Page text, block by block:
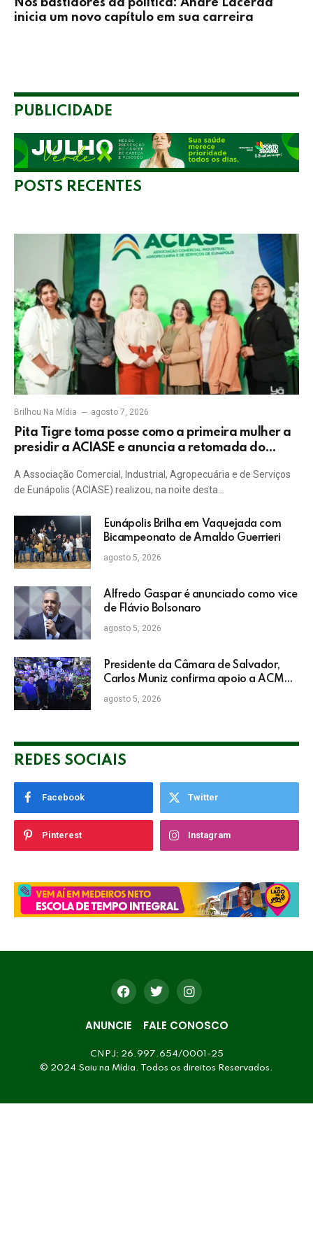
Nos bastidores da política: André Lacerda
inicia um novo capítulo em sua carreira
PUBLICIDADE
POSTS RECENTES
Brilhou Na Mídia agosto 7, 2026
Pita Tigre toma posse como a primeira mulher a
presidir a ACIASE e anuncia a retomada do
A Associação Comercial, Industrial, Agropecuária e de Serviços
de Eunápolis (ACIASE) realizou, na noite desta…
Eunápolis Brilha em Vaquejada com
Bicampeonato de Arnaldo Guerrieri
agosto 5, 2026
Alfredo Gaspar é anunciado como vice
de Flávio Bolsonaro
agosto 5, 2026
Presidente da Câmara de Salvador,
Carlos Muniz confirma apoio a ACM
Neto: “Irei lutar voto a voto na sua
campanha”
agosto 5, 2026
REDES SOCIAIS
Facebook Twitter
Pinterest Instagram
ANUNCIE FALE CONOSCO
CNPJ: 26.997.654/0001-25
© 2024 Saiu na Mídia. Todos os direitos Reservados.